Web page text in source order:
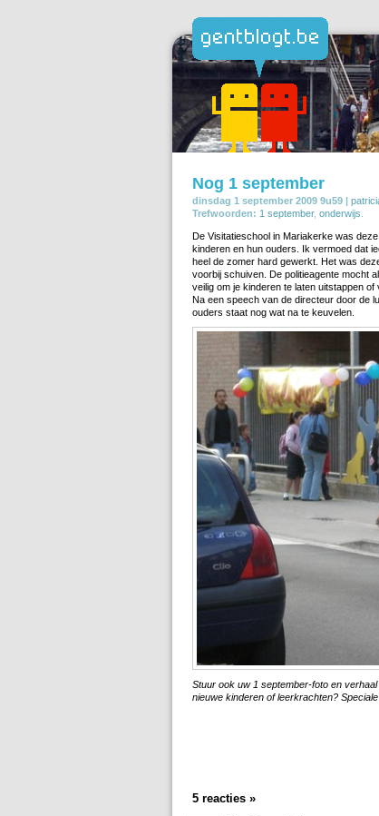
Nog 1 september
dinsdag 1 september 2009 9u59 |
Trefwoorden: 1 september, onderwijs
De Visitatieschool in Mariakerke was
kinderen en hun ouders. Ik vermoed dat
heel de zomer hard gewerkt. Het was
voorbij schuiven. De politieagente mocht
veilig om je kinderen te laten uitstappen
Na een speech van de directeur door de
ouders staat nog wat na te keuvelen.
Stuur ook uw 1 september-foto en
nieuwe kinderen of leerkrachten?
5 reacties »